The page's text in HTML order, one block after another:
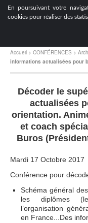
En poursuivant votre
cookies pour réaliser des
Lycée
Accueil > CONFÉRENCES >
informations actualisées pour
Décoder le
actualisées
orientation.
et coach
Buros
Mardi 17 Octobre 2017
Conférence pour
Schéma général
les diplômes
l’organisation
en France...Des